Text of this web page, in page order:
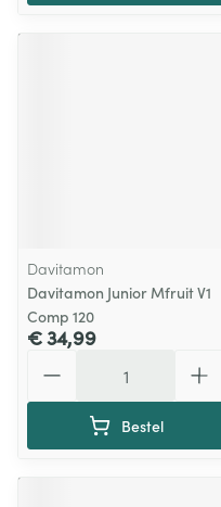
Davitamon
Davitamon Junior Mfruit V1
Comp 120
€ 34,99
Bestel